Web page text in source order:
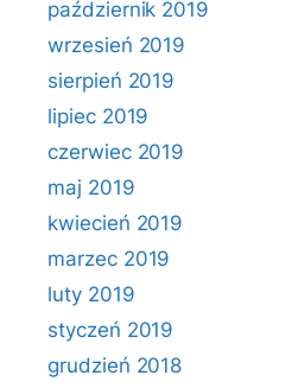
październik 2019
wrzesień 2019
sierpień 2019
lipiec 2019
czerwiec 2019
maj 2019
kwiecień 2019
marzec 2019
luty 2019
styczeń 2019
grudzień 2018